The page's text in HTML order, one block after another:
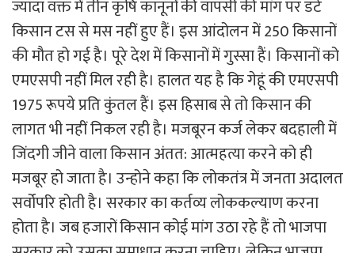
ज्यादा वक्त में तीन कृषि कानूनों की वापसी की मांग पर डटे
किसान टस से मस नहीं हुए हैं। इस आंदोलन में 250 किसानों
की मौत हो गई है। पूरे देश में किसानों में गुस्सा हैं। किसानों को
एमएसपी नहीं मिल रही है। हालत यह है कि गेहूं की एमएसपी
1975 रूपये प्रति कुंतल हैं। इस हिसाब से तो किसान की
लागत भी नहीं निकल रही है। मजबूरन कर्ज लेकर बदहाली में
जिंदगी जीने वाला किसान अंतत: आत्महत्या करने को ही
मजबूर हो जाता है। उन्होने कहा कि लोकतंत्र में जनता अदालत
सर्वोपरि होती है। सरकार का कर्तव्य लोककल्याण करना
होता है। जब हजारों किसान कोई मांग उठा रहे हैं तो भाजपा